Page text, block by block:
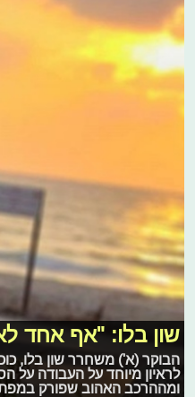
שון בלו: "אף אחד
הבוקר (א') משחרר שון בלו,
לראיון מיוחד על העבודה על
ומההרכב האהוב שפורק